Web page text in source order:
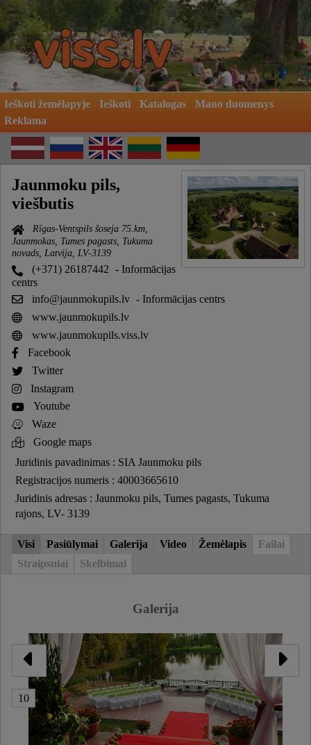
Ieškoti žemėlapyje Ieškoti Katalogas
Mano duomenys
Reklama
Jaunmoku pils,
viešbutis
Rīgas-Ventspils šoseja 75.km,
Jaunmokas, Tumes pagasts, Tukuma
novads, Latvija, LV-3139
(+371) 26187442 - Informācijas
centrs
info@jaunmokupils.lv - Informācijas centrs
www.jaunmokupils.lv
www.jaunmokupils.viss.lv
Facebook
Twitter
Instagram
Youtube
Waze
Google maps
Juridinis pavadinimas : SIA Jaunmoku pils
Registracijos numeris : 40003665610
Juridinis adresas : Jaunmoku pils, Tumes pagasts, Tukuma
rajons, LV- 3139
Visi Pasiūlymai Galerija Video Žemėlapis
Failai
Straipsniai
Skelbimai
Galerija
10